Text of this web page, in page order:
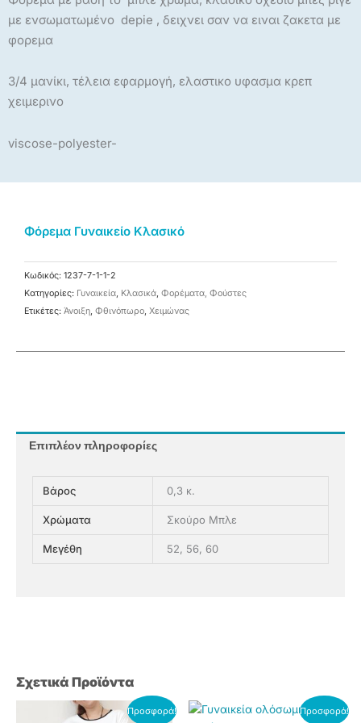
με ενσωματωμένο depie , δειχνει σαν να ειναι ζακετα με
φορεμα
3/4 μανίκι, τέλεια εφαρμογή, ελαστικο υφασμα κρεπ
χειμερινο
viscose-polyester-
Σχετικά Προϊόντα
Προσφορά!
OriginalΗ
Προσφορά!
OriginalΗ
Αυτό
Φόρεμα Γυναικείο Κλασικό
Κωδικός: 1237-7-1-1-2
Κατηγορίες: Γυναικεία, Κλασικά, Φορέματα, Φούστες
Ετικέτες: Άνοιξη, Φθινόπωρο, Χειμώνας
Επιπλέον πληροφορίες
Βάρος 0,3 κ.
Χρώματα Σκούρο Μπλε
Μεγέθη 52, 56, 60